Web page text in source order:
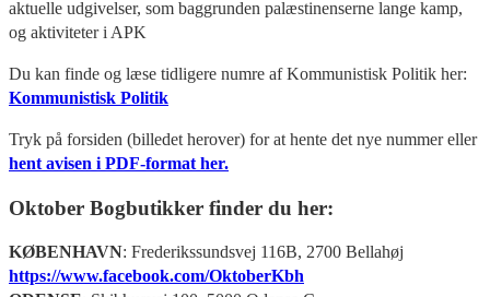
aktuelle udgivelser, som baggrunden palæstinenserne lange kamp,
og aktiviteter i APK
Du kan finde og læse tidligere numre af Kommunistisk Politik her:
Kommunistisk Politik
Tryk på forsiden (billedet herover) for at hente det nye nummer eller
hent avisen i PDF-format her.
Oktober Bogbutikker finder du her:
KØBENHAVN: Frederikssundsvej 116B, 2700 Bellahøj
https://www.facebook.com/OktoberKbh